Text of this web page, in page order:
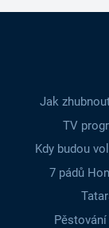
Jak
TV
Kdy budou
7 pádů